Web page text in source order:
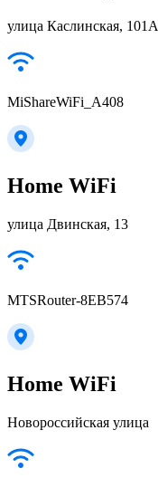
улица Каслинская, 101А
MiShareWiFi_A408
Home WiFi
улица Двинская, 13
MTSRouter-8EB574
Home WiFi
Новороссийская улица